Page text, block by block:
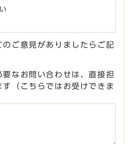
のご意見がありましたらご記
要なお問い合わせは、直接担
（こちらではお受けできま